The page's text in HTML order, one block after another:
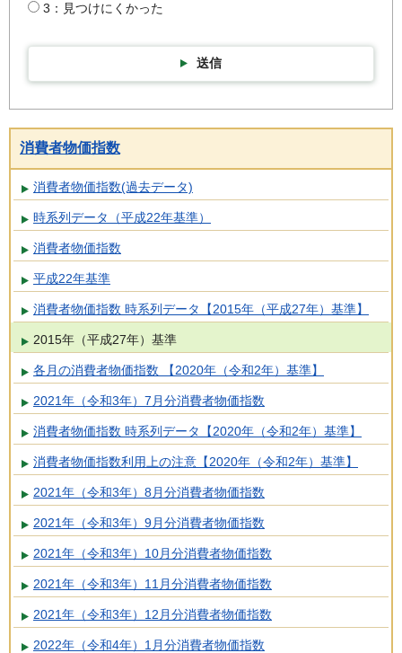
3：見つけにくかった
送信
消費者物価指数
消費者物価指数(過去データ)
時系列データ（平成22年基準）
消費者物価指数
平成22年基準
消費者物価指数 時系列データ【2015年（平成27年）基準】
2015年（平成27年）基準
各月の消費者物価指数 【2020年（令和2年）基準】
2021年（令和3年）7月分消費者物価指数
消費者物価指数 時系列データ【2020年（令和2年）基準】
消費者物価指数利用上の注意【2020年（令和2年）基準】
2021年（令和3年）8月分消費者物価指数
2021年（令和3年）9月分消費者物価指数
2021年（令和3年）10月分消費者物価指数
2021年（令和3年）11月分消費者物価指数
2021年（令和3年）12月分消費者物価指数
2022年（令和4年）1月分消費者物価指数